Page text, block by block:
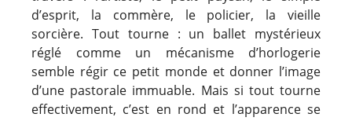
d’esprit, la commère, le policier, la vieille
sorcière. Tout tourne : un ballet mystérieux
réglé comme un mécanisme d’horlogerie
semble régir ce petit monde et donner l’image
d’une pastorale immuable. Mais si tout tourne
effectivement, c’est en rond et l’apparence se